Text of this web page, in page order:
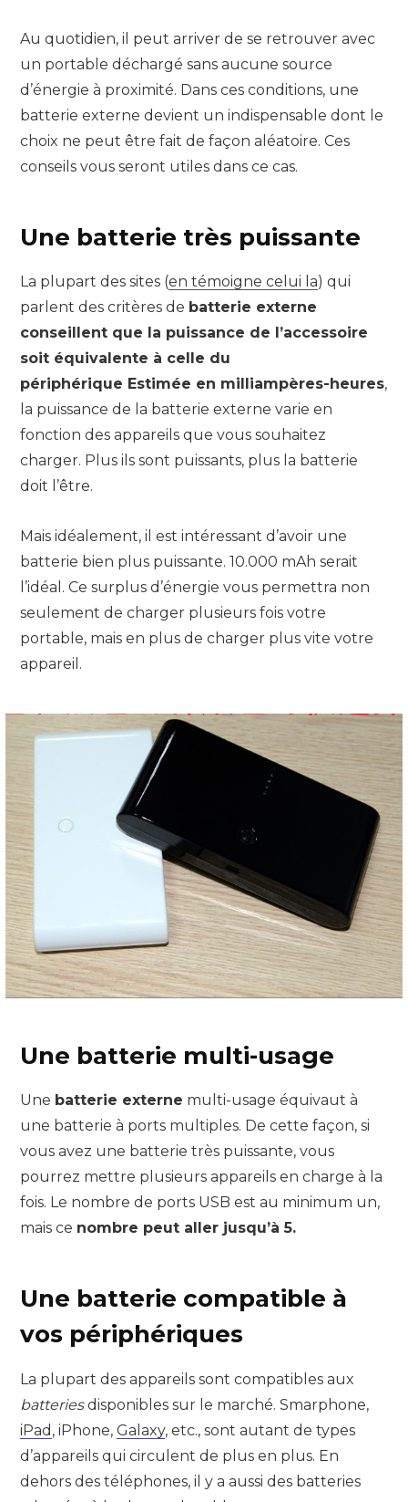
Au quotidien, il peut arriver de se retrouver avec
un portable déchargé sans aucune source
d’énergie à proximité. Dans ces conditions, une
batterie externe devient un indispensable dont le
choix ne peut être fait de façon aléatoire. Ces
conseils vous seront utiles dans ce cas.
Une batterie très puissante
La plupart des sites (en témoigne celui la) qui
parlent des critères de batterie externe
conseillent que la puissance de l’accessoire
soit équivalente à celle du
périphérique Estimée en milliampères-heures,
la puissance de la batterie externe varie en
fonction des appareils que vous souhaitez
charger. Plus ils sont puissants, plus la batterie
doit l’être.
Mais idéalement, il est intéressant d’avoir une
batterie bien plus puissante. 10.000 mAh serait
l’idéal. Ce surplus d’énergie vous permettra non
seulement de charger plusieurs fois votre
portable, mais en plus de charger plus vite votre
appareil.
Une batterie multi-usage
Une batterie externe multi-usage équivaut à
une batterie à ports multiples. De cette façon, si
vous avez une batterie très puissante, vous
pourrez mettre plusieurs appareils en charge à la
fois. Le nombre de ports USB est au minimum un,
mais ce nombre peut aller jusqu’à 5.
Une batterie compatible à
vos périphériques
La plupart des appareils sont compatibles aux
batteriesdisponibles sur le marché. Smarphone,
iPad , iPhone, Galaxy, etc., sont autant de types
d’appareils qui circulent de plus en plus. En
dehors des téléphones, il y a aussi des batteries